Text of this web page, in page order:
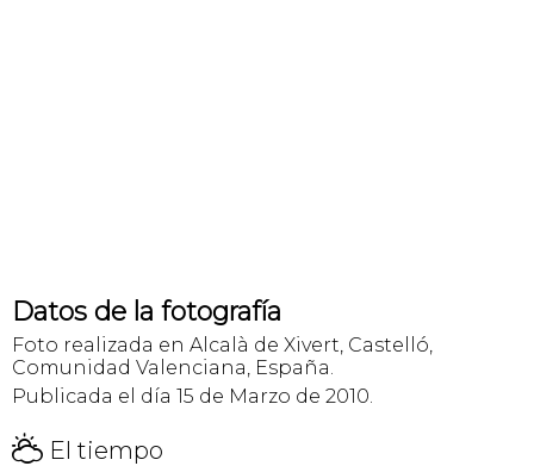
Datos de la fotografía
Foto realizada en Alcalà de Xivert, Castelló,
Comunidad Valenciana, España.
Publicada el día 15 de Marzo de 2010.
H El tiempo